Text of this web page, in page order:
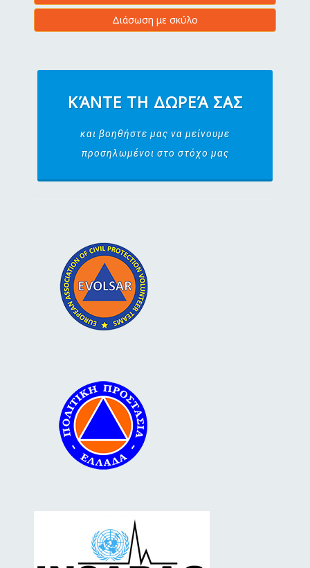
Διάσωση με σκύλο
ΚΆΝΤΕ ΤΗ ΔΩΡΕΆ ΣΑΣ
και βοηθήστε μας να μείνουμε
προσηλωμένοι στο στόχο μας